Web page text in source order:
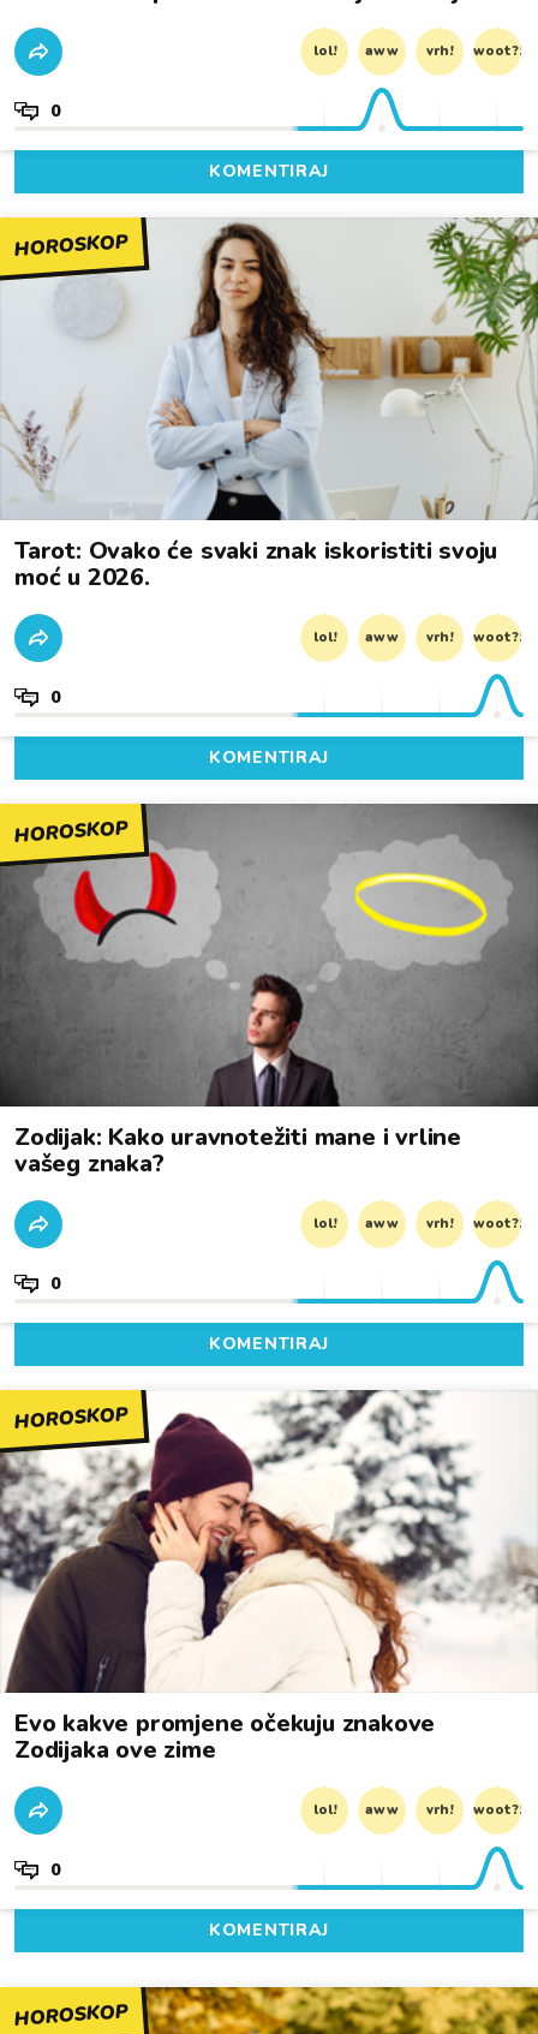
lol! aww vrh! woot?!
0
KOMENTIRAJ
HOROSKOP
Tarot: Ovako će svaki znak iskoristiti svoju
moć u 2026.
lol! aww vrh! woot?!
0
KOMENTIRAJ
HOROSKOP
Zodijak: Kako uravnotežiti mane i vrline
vašeg znaka?
lol! aww vrh! woot?!
0
KOMENTIRAJ
HOROSKOP
Evo kakve promjene očekuju znakove
Zodijaka ove zime
lol! aww vrh! woot?!
0
KOMENTIRAJ
HOROSKOP